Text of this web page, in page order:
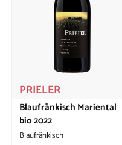
PRIELER
Blaufränkisch Mariental
bio 2022
Blaufränkisch